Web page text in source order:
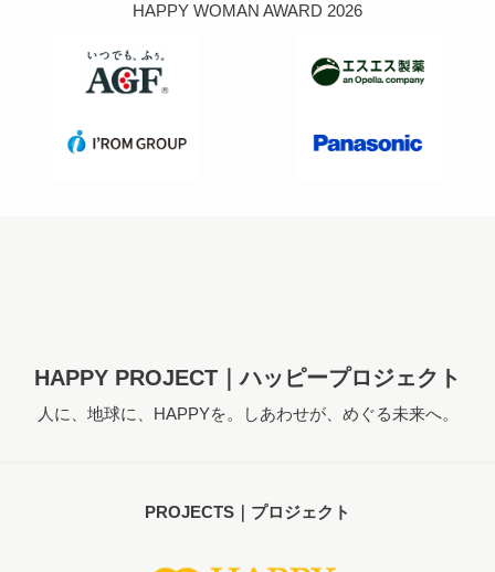
HAPPY WOMAN AWARD 2026
HAPPY PROJECT｜ハッピープロジェクト
人に、地球に、HAPPYを。しあわせが、めぐる未来へ。
PROJECTS｜プロジェクト